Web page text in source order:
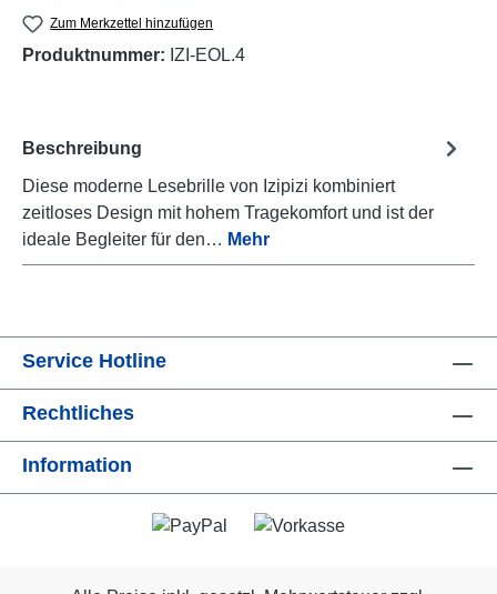
Zum Merkzettel hinzufügen
Produktnummer: IZI-EOL.4
Beschreibung
Diese moderne Lesebrille von Izipizi kombiniert
zeitloses Design mit hohem Tragekomfort und ist der
ideale Begleiter für den… Mehr
Service Hotline
Rechtliches
Information